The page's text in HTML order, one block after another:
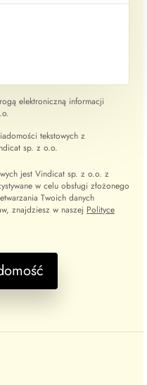
elektroniczną informacji
tekstowych z
sp. z o.o.
jest Vindicat sp. z o.o. z
w celu obsługi złożonego
Twoich danych
znajdziesz w naszej Polityce